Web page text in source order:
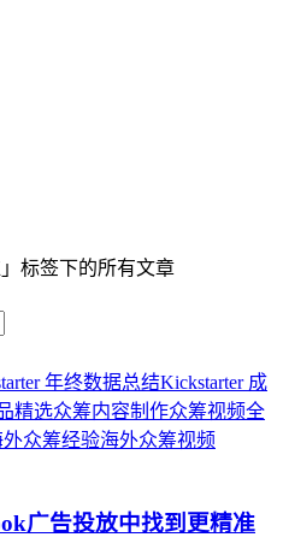
」标签下的所有文章
年终数据总结Kickstarter 成
精选众筹内容制作众筹视频全
外众筹经验海外众筹视频
广告投放中找到更精准